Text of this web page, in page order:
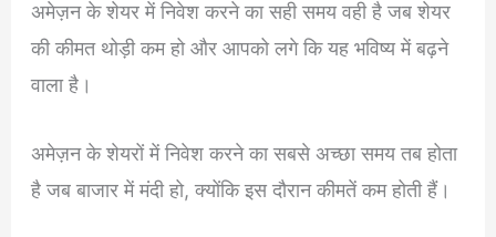
अमेज़न के शेयर में निवेश करने का सही समय वही है जब शेयर
की कीमत थोड़ी कम हो और आपको लगे कि यह भविष्य में बढ़ने
वाला है।
अमेज़न के शेयरों में निवेश करने का सबसे अच्छा समय तब होता
है जब बाजार में मंदी हो, क्योंकि इस दौरान कीमतें कम होती हैं।